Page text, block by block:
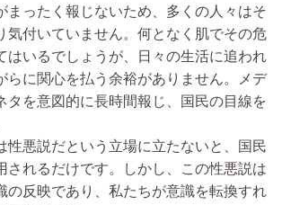
まったく報じないため、多くの人々はそ
気付いていません。何となく肌でその危
はいるでしょうが、日々の生活に追われ
らに関心を払う余裕がありません。メデ
タを意図的に長時間報じ、国民の目線を
悪説だという立場に立たないと、国民
されるだけです。しかし、この性悪説は
の反映であり、私たちが意識を転換すれ